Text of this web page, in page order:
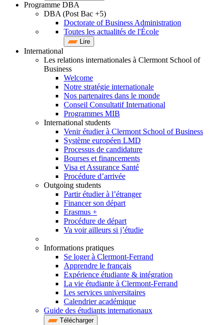
Programme DBA
DBA (Post Bac +5)
Doctorate of Business Administration
Toutes les actualités de l'École
Lire
International
Les relations internationales à Clermont School of
Business
Welcome
Notre stratégie internationale
Nos partenaires dans le monde
Conseil Consultatif International
Programmes MIB
International students
Venir étudier à Clermont School of Business
Système européen LMD
Processus de candidature
Bourses et financements
Visa et Assurance Santé
Procédure d’arrivée
Outgoing students
Partir étudier à l’étranger
Financer son départ
Erasmus +
Procédure de départ
Va voir ailleurs si j’étudie
Informations pratiques
Se loger à Clermont-Ferrand
Apprendre le français
Expérience étudiante & intégration
La vie étudiante à Clermont-Ferrand
Les services universitaires
Calendrier académique
Guide des étudiants internationaux
Télécharger